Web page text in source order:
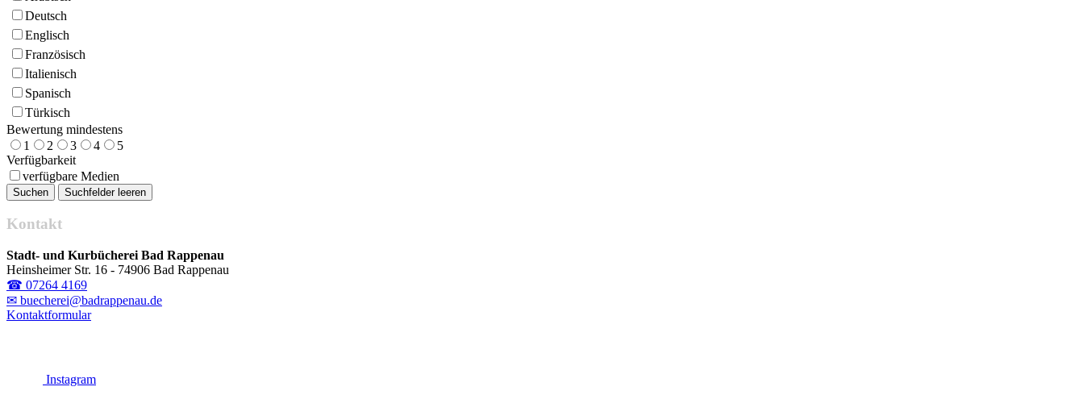
Deutsch
Englisch
Französisch
Italienisch
Spanisch
Türkisch
Bewertung mindestens
1
2 3 4
5
Verfügbarkeit
verfügbare Medien
Kontakt
Stadt- und Kurbücherei Bad Rappenau
Heinsheimer Str. 16 - 74906 Bad Rappenau
☎ 07264 4169
✉ buecherei@badrappenau.de
Kontaktformular
Instagram